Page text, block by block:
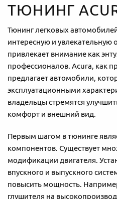
ТЮНИНГ
Тюнинг легковых
интересную и увлекательную
привлекает внимание как
профессионалов. Acura, как
предлагает автомобили,
эксплуатационными
владельцы стремятся
комфорт и внешний вид.
Первым шагом в тюнинге
компонентов. Существует
модификации двигателя.
впускного и выпускного
повысить мощность.
глушителя на